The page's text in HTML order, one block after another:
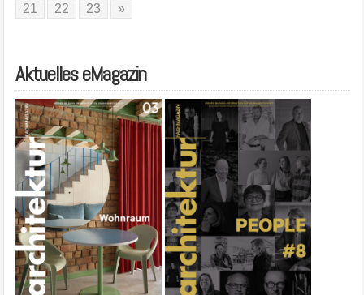
21
22 23 »
Aktuelles eMagazin